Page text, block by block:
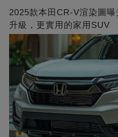
2025款本田CR-V渲染圖
升級，更實用的家用SUV